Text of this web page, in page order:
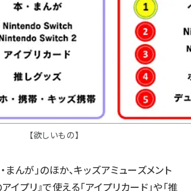
【欲しいもの】
まんが」のほか、キッズアミューズメント
イプリ』で使える「アイプリカード」や「推